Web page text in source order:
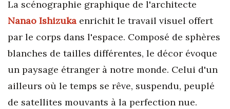
La scénographie graphique de l'architecte
Nanao Ishizuka enrichit le travail visuel offert
par le corps dans l'espace. Composé de sphères
blanches de tailles différentes, le décor évoque
un paysage étranger à notre monde. Celui d'un
ailleurs où le temps se rêve, suspendu, peuplé
de satellites mouvants à la perfection nue.